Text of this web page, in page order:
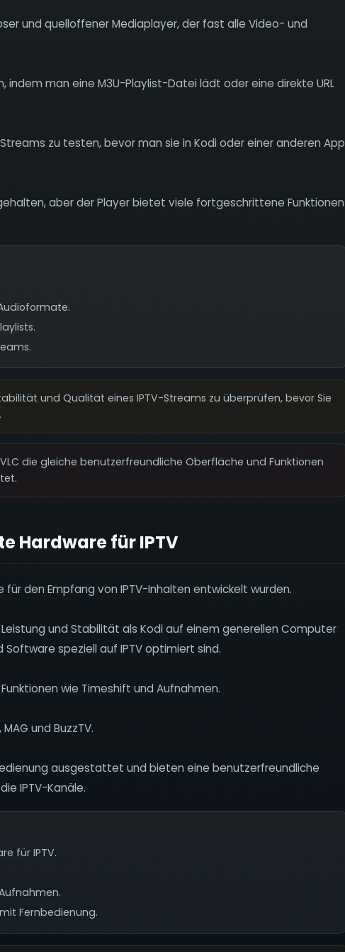
und quelloffener Mediaplayer, der fast alle Video- und
indem man eine M3U-Playlist-Datei lädt oder eine direkte URL
zu testen, bevor man sie in Kodi oder einer anderen App
aber der Player bietet viele fortgeschrittene Funktionen
und Qualität eines IPTV-Streams zu überprüfen, bevor Sie
die gleiche benutzerfreundliche Oberfläche und Funktionen
Hardware für IPTV
für den Empfang von IPTV-Inhalten entwickelt wurden.
und Stabilität als Kodi auf einem generellen Computer
speziell auf IPTV optimiert sind.
wie Timeshift und Aufnahmen.
und BuzzTV.
ausgestattet und bieten eine benutzerfreundliche
IPTV-Kanäle.
für IPTV.
Fernbedienung.